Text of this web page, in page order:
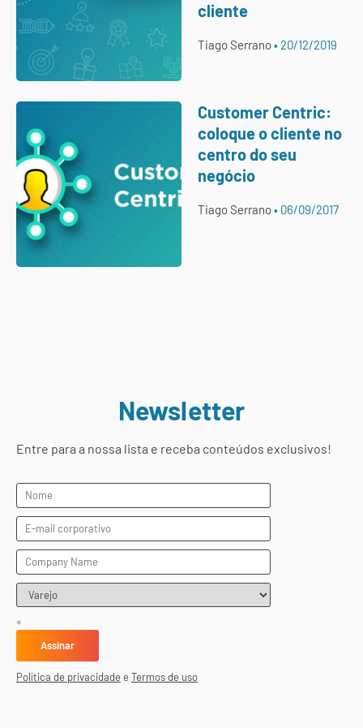
cliente
Tiago Serrano 20/12/2019
Customer Centric:
coloque o cliente no
centro do seu
negócio
Tiago Serrano 06/09/2017
Newsletter
Entre para a nossa lista e receba conteúdos exclusivos!
*
Política de privacidade e Termos de uso